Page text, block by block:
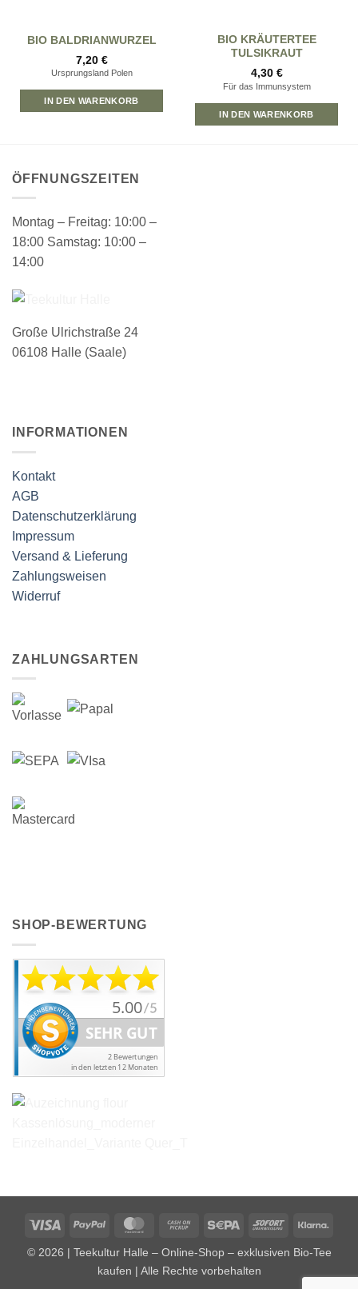
BIO BALDRIANWURZEL
7,20 €
Ursprungsland Polen
IN DEN WARENKORB
BIO KRÄUTERTEE
TULSIKRAUT
4,30 €
Für das Immunsystem
IN DEN WARENKORB
ÖFFNUNGSZEITEN
Montag – Freitag: 10:00 –
18:00 Samstag: 10:00 –
14:00
Große Ulrichstraße 24
06108 Halle (Saale)
INFORMATIONEN
Kontakt
AGB
Datenschutzerklärung
Impressum
Versand & Lieferung
Zahlungsweisen
Widerruf
ZAHLUNGSARTEN
SHOP-BEWERTUNG
Visa PayPal MasterCardCash
Pickup
Sepa Sofort
© 2026 | Teekultur Halle – Online-Shop – exklusiven Bio-Tee
kaufen | Alle Rechte vorbehalten